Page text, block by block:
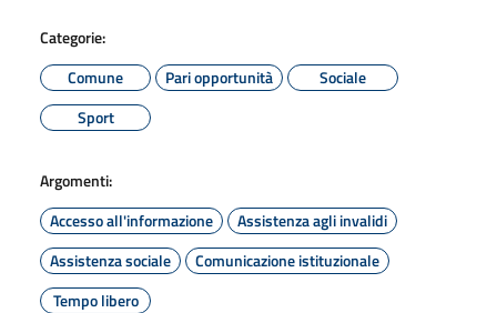
Categorie:
Comune
Pari opportunità
Sociale
Sport
Argomenti:
Accesso all'informazione
Assistenza agli invalidi
Assistenza sociale
Comunicazione istituzionale
Tempo libero